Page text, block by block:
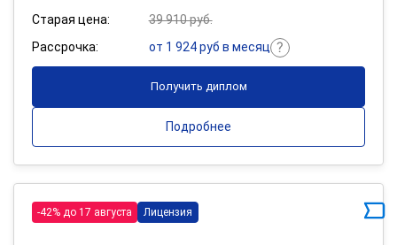
Старая цена:
39 910 руб.
Рассрочка:
от 1 924 руб в месяц
Получить диплом
Подробнее
-42% до 17 августа Лицензия